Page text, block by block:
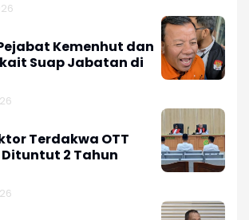
Kemenhut dan
Suap Jabatan di
Terdakwa OTT
Dituntut 2 Tahun